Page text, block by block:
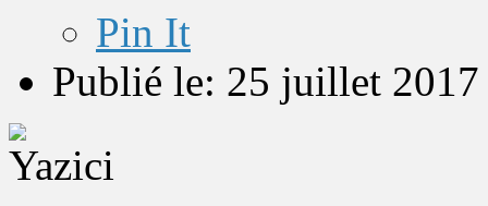
Pin It
Publié le: 25 juillet 2017